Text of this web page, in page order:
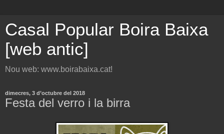
Casal Popular Boira Baixa
[web antic]
Nou web: www.boirabaixa.cat!
dimecres, 3 d’octubre del 2018
Festa del verro i la birra